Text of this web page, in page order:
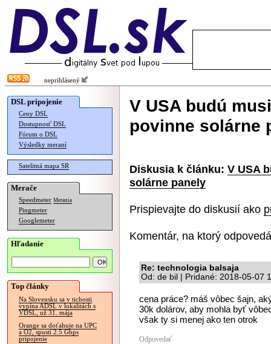
neprihlásený
DSL pripojenie
Ceny DSL
Dostupnosť DSL
Fórum o DSL
Výsledky meraní
Satelitná mapa SR
Merače
Speedmeter Merania
Pingmeter
Googlemeter
Hľadanie
Top články
Na Slovensku sa v tichosti
vypína ADSL v lokalitách s
VDSL, už 31. mája
Orange sa doťahuje na UPC
a O2, spustí 2.5 Gbps
pripojenie
V USA budú
povinne solárne
Diskusia k článku: V USA
solárne panely
Prispievajte do diskusií ako
Komentár, na ktorý
Re: technologia balsaja
Od: de bil | Pridané: 2018-05-07
cena práce? máš vôbec šajn,
30k dolárov, aby mohla byť
však ty si menej ako ten otrok
Odpovedať